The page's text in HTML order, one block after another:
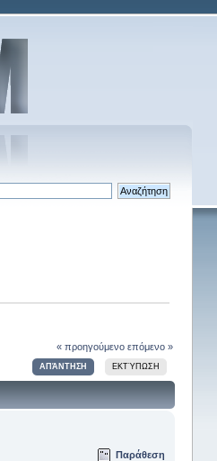
« προηγούμενο επόμενο »
ΑΠΆΝΤΗΣΗ ΕΚΤΎΠΩΣΗ
Παράθεση